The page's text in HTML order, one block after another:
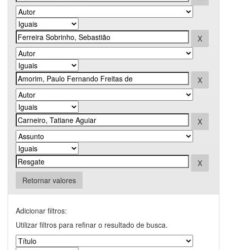
Retornar valores
Adicionar filtros:
Utilizar filtros para refinar o resultado de busca.